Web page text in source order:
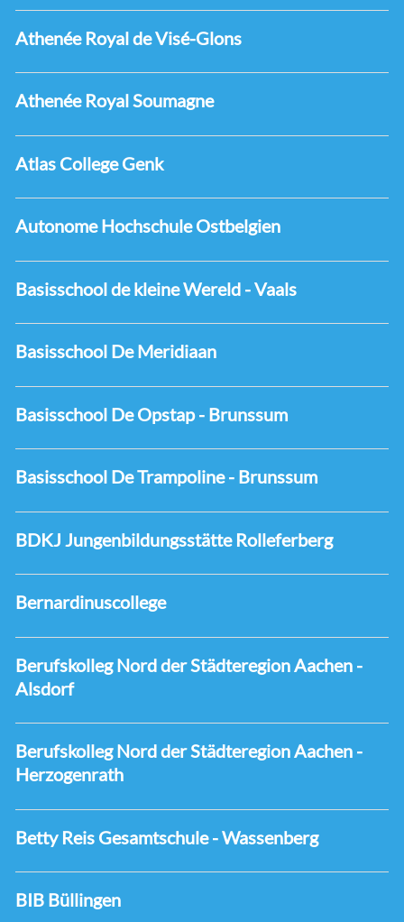
Athenée Royal de Visé-Glons
Athenée Royal Soumagne
Atlas College Genk
Autonome Hochschule Ostbelgien
Basisschool de kleine Wereld - Vaals
Basisschool De Meridiaan
Basisschool De Opstap - Brunssum
Basisschool De Trampoline - Brunssum
BDKJ Jungenbildungsstätte Rolleferberg
Bernardinuscollege
Berufskolleg Nord der Städteregion Aachen -
Alsdorf
Berufskolleg Nord der Städteregion Aachen -
Herzogenrath
Betty Reis Gesamtschule - Wassenberg
BIB Büllingen